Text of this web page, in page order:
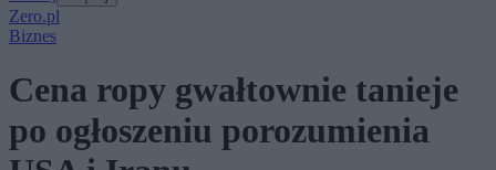
Zero.pl
Biznes
Cena ropy gwałtownie tanieje
po ogłoszeniu porozumienia